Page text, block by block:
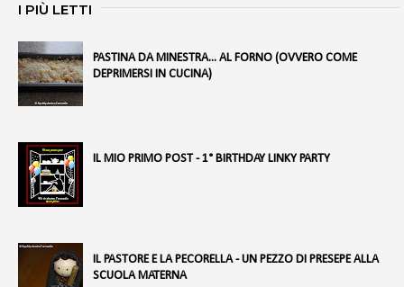
I PIÙ LETTI
PASTINA DA MINESTRA... AL FORNO (OVVERO COME
DEPRIMERSI IN CUCINA)
IL MIO PRIMO POST - 1° BIRTHDAY LINKY PARTY
IL PASTORE E LA PECORELLA - UN PEZZO DI PRESEPE ALLA
SCUOLA MATERNA